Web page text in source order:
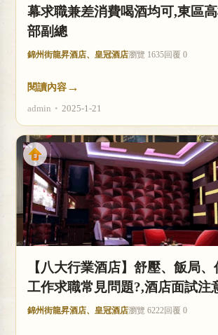
幕求職兼差消費喝酒均可,東區
部副總
錦州街龍昇酒店、皇冠酒店瀏覽 1635回覆 0
閱讀內容 →
admin • 2025-1-21
【八大行業酒店】舒壓、飯局、
工作求職常見問題?,酒店面試注
錦州街龍昇酒店、皇冠酒店瀏覽 6222回覆 0